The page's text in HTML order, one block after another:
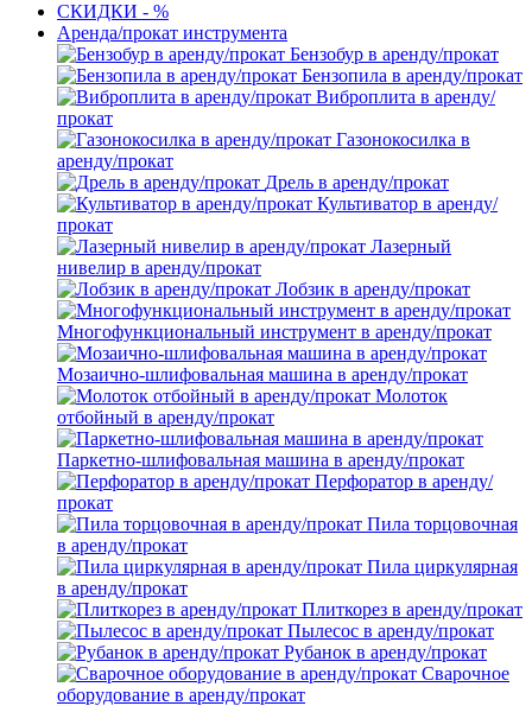
СКИДКИ - %
Аренда/прокат инструмента
Бензобур в аренду/прокат
Бензопила в аренду/прокат
Виброплита в аренду/
прокат
Газонокосилка в
аренду/прокат
Дрель в аренду/прокат
Культиватор в аренду/
прокат
Лазерный
нивелир в аренду/прокат
Лобзик в аренду/прокат
Многофункциональный инструмент в аренду/прокат
Мозаично-шлифовальная машина в аренду/прокат
Молоток
отбойный в аренду/прокат
Паркетно-шлифовальная машина в аренду/прокат
Перфоратор в аренду/
прокат
Пила торцовочная
в аренду/прокат
Пила циркулярная
в аренду/прокат
Плиткорез в аренду/прокат
Пылесос в аренду/прокат
Рубанок в аренду/прокат
Сварочное
оборудование в аренду/прокат